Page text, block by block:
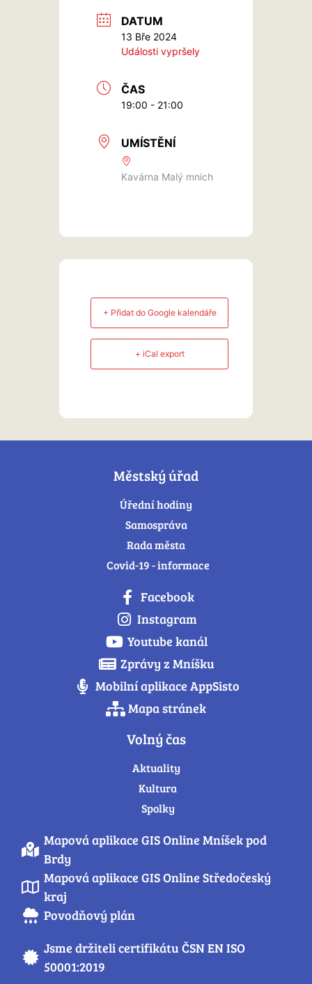
DATUM
13 Bře 2024
Události vypršely
ČAS
19:00 - 21:00
UMÍSTĚNÍ
Kavárna Malý mnich
+ Přidat do Google kalendáře
+ iCal export
Městský úřad
Úřední hodiny
Samospráva
Rada města
Covid-19 - informace
Facebook
Instagram
Youtube kanál
Zprávy z Mníšku
Mobilní aplikace AppSisto
Mapa stránek
Volný čas
Aktuality
Kultura
Spolky
Mapová aplikace GIS Online Mníšek pod
Brdy
Mapová aplikace GIS Online Středočeský
kraj
Povodňový plán
Jsme držiteli certifikátu ČSN EN ISO
50001:2019